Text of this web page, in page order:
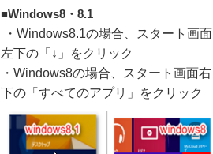
■Windows8・8.1
・Windows8.1の場合、スタート画面
左下の「↓」をクリック
・Windows8の場合、スタート画面右
下の「すべてのアプリ」をクリック